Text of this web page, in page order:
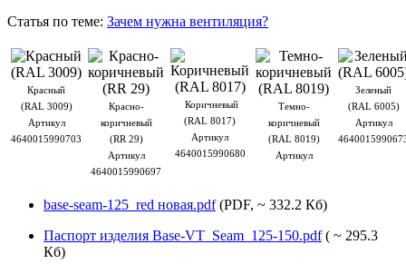
Статья по теме: Зачем нужна вентиляция?
Красный
(RAL 3009)
Артикул
4640015990703
Красно-
коричневый
(RR 29)
Артикул
4640015990697
Коричневый
(RAL 8017)
Артикул
4640015990680
Темно-
коричневый
(RAL 8019)
Артикул
Зеленый
(RAL 6005)
Артикул
base-seam-125_red новая.pdf(PDF, ~ 332.2 Кб)
Паспорт изделия Base-VT_Seam_125-150.pdf( ~ 295.3
Кб)